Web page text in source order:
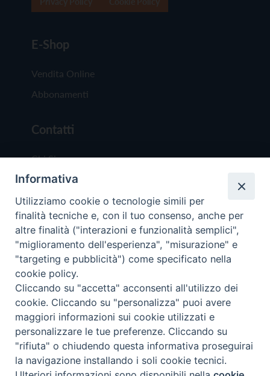
E-Shop
Vendita Online
Abbonamenti
Contatti
Chi Siamo
Redazione
Scrivici
Copyright © 2019 - Tutti i diritti riservati - Vita
Trentina Editrice
Privacy Policy
Torna
Informativa
Utilizziamo cookie o tecnologie simili per
finalità tecniche e, con il tuo consenso, anche per
altre finalità ("interazioni e funzionalità semplici",
"miglioramento dell'esperienza", "misurazione" e
"targeting e pubblicità") come specificato nella
cookie policy.
Cliccando su "accetta" acconsenti all'utilizzo dei
cookie. Cliccando su "personalizza" puoi avere
maggiori informazioni sui cookie utilizzati e
personalizzare le tue preferenze. Cliccando su
"rifiuta" o chiudendo questa informativa proseguirai
la navigazione installando i soli cookie tecnici.